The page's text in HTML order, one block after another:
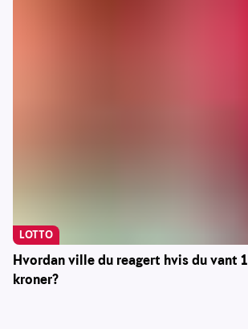
Hvordan ville du reagert hvis du vant
kroner?
LOTTO